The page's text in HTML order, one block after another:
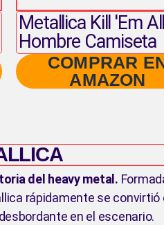
Metallica Kill 'Em
Hombre Camiseta
COMPRAR
AMAZON
del heavy metal.
rápidamente se convirtió
en el escenario.